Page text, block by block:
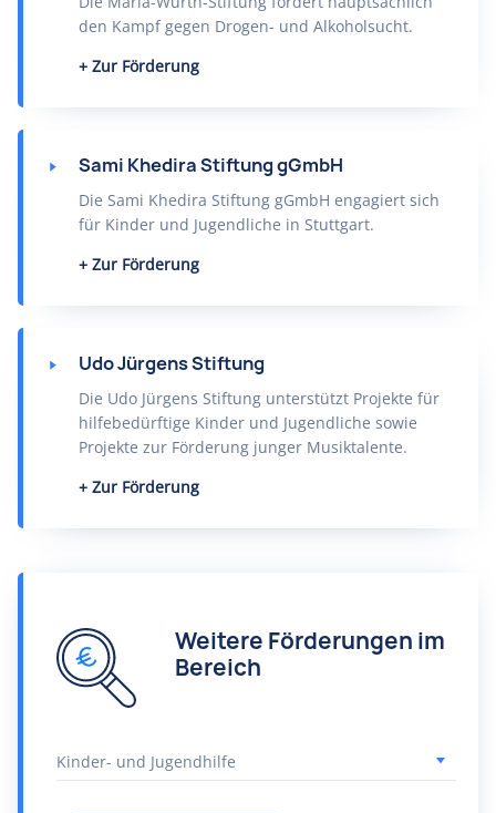
den Kampf gegen Drogen- und Alkoholsucht.
Zur Förderung
Sami Khedira Stiftung gGmbH
Die Sami Khedira Stiftung gGmbH engagiert sich
für Kinder und Jugendliche in Stuttgart.
Zur Förderung
Udo Jürgens Stiftung
Die Udo Jürgens Stiftung unterstützt Projekte für
hilfebedürftige Kinder und Jugendliche sowie
Projekte zur Förderung junger Musiktalente.
Zur Förderung
Weitere Förderungen im
Bereich